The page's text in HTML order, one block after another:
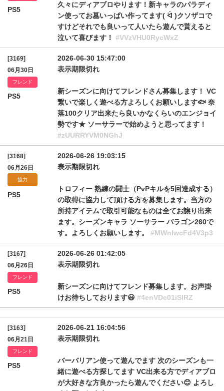
PS5
久々にディアブロやります！新キャラのパラディ
ン使ってお墓いっぱい作ってます( ᐛ )クソザコで
すけどそれでも良いって人いたら遊んで貰えると
泣いて喜びます！ #VVzVHU0RycWxZ
[3169]
06月30日
フレンド
PS5
2026-06-30 15:47:00
表示期限切れ
新シーズンに向けてフレンドさん募集します！ VC
繋いで楽しく遊べる方よろしくお願いします🐟 奈
落100クリア出来たら良いかなくらいのエンジョイ
勢です★ ソーサラーで始めようと思ってます！
#zUURRYVM0NGhJ
[3168]
06月26日
協力
PS5
2026-06-26 19:03:15
表示期限切れ
トロフィー 熟練の闘士（PvPキルを5回達成する）
の取得に協力して頂ける方を募集します。当方の
所持アイテムで取引可能なものは全てお譲り出来
ます。シーズンキャラ ソーサラー パラゴン260で
す。よろしくお願いします。 #MWnlwcFd4V3p3
[3167]
06月26日
フレンド
PS5
2026-06-26 01:42:05
表示期限切れ
新シーズンに向けてフレンド募集します。お声掛
けお待ちしております😃 #4enVDc01iSlRZ
[3163]
06月21日
フレンド
PS5
2026-06-21 16:04:56
表示期限切れ
バーバリアン使って遊んでます 次のシーズンも一
緒に遊べる方探してます VC出来る方でディアブロ
が大好きな方良かったら遊んでください😊 よろし